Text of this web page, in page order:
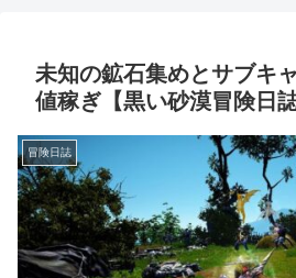
未知の鉱石集めとサブキ
値稼ぎ【黒い砂漠冒険日
冒険日誌